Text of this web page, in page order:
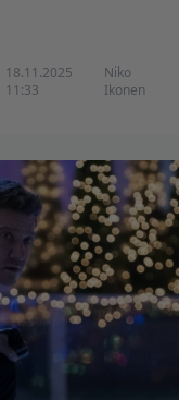
18.11.2025
11:33
Niko
Ikonen